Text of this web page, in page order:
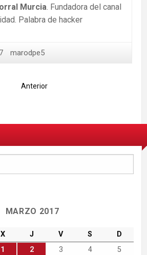
Murcia. Fundadora del canal
Palabra de hacker
marodpe5
Anterior
MARZO 2017
X J V S
D
1
2 3 4
5